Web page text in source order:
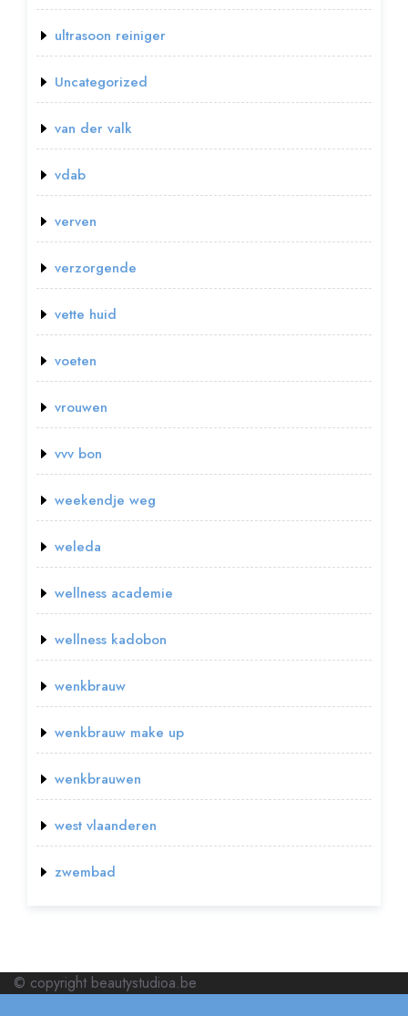
ultrasoon reiniger
Uncategorized
van der valk
vdab
verven
verzorgende
vette huid
voeten
vrouwen
vvv bon
weekendje weg
weleda
wellness academie
wellness kadobon
wenkbrauw
wenkbrauw make up
wenkbrauwen
west vlaanderen
zwembad
© copyright beautystudioa.be